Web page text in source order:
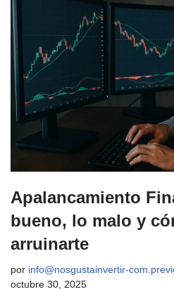
Apalancamiento
bueno, lo malo y
arruinarte
por info@nosgustainvertir-
octubre 30, 2025